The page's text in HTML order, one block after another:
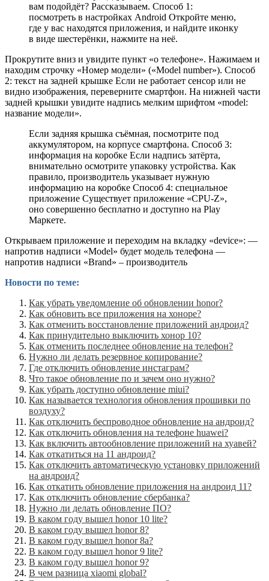
вам подойдёт? Рассказываем. Способ 1:
посмотреть в настройках Android Откройте меню,
где у вас находятся приложения, и найдите иконку
в виде шестерёнки, нажмите на неё.
Прокрутите вниз и увидите пункт «о телефоне». Нажимаем и
находим строчку «Номер модели» («Model number»). Способ
2: текст на задней крышке Если не работает сенсор или не
видно изображения, переверните смартфон. На нижней части
задней крышки увидите надпись мелким шрифтом «model:
название модели».
Если задняя крышка съёмная, посмотрите под
аккумулятором, на корпусе смартфона. Способ 3:
информация на коробке Если надпись затёрта,
внимательно осмотрите упаковку устройства. Как
правило, производитель указывает нужную
информацию на коробке Способ 4: специальное
приложение Существует приложение «CPU-Z»,
оно совершенно бесплатно и доступно на Play
Маркете.
Открываем приложение и переходим на вкладку «device»: —
напротив надписи «Model» будет модель телефона —
напротив надписи «Brand» – производитель
Новости по теме:
Как убрать уведомление об обновлении honor?
Как обновить все приложения на хоноре?
Как отменить восстановление приложений андроид?
Как принудительно выключить хонор 10?
Как отменить последнее обновление на телефон?
Нужно ли делать резервное копирование?
Где отключить обновление инстаграм?
Что такое обновление по и зачем оно нужно?
Как убрать доступно обновление miui?
Как называется технология обновления прошивки по
воздуху?
Как отключить беспроводное обновление на андроид?
Как отключить обновления на телефоне huawei?
Как включить автообновление приложений на хуавей?
Как откатиться на 11 андроид?
Как отключить автоматическую установку приложений
на андроид?
Как откатить обновление приложения на андроид 11?
Как отключить обновление сбербанка?
Нужно ли делать обновление ПО?
В каком году вышел honor 10 lite?
В каком году вышел honor 8?
В каком году вышел honor 8a?
В каком году вышел honor 9 lite?
В каком году вышел honor 9?
В чем разница xiaomi global?